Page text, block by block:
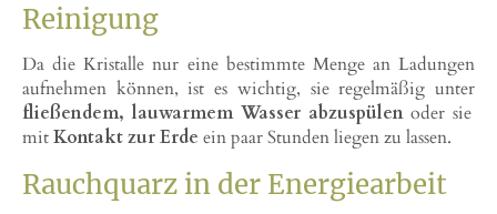
Reinigung
Da die Kristalle nur eine bestimmte Menge an Ladungen
aufnehmen können, ist es wichtig, sie regelmäßig unter
fließendem, lauwarmem Wasser abzuspülenoder sie
mitKontakt zur Erde ein paar Stunden liegen zu lassen.
Rauchquarz in der Energiearbeit